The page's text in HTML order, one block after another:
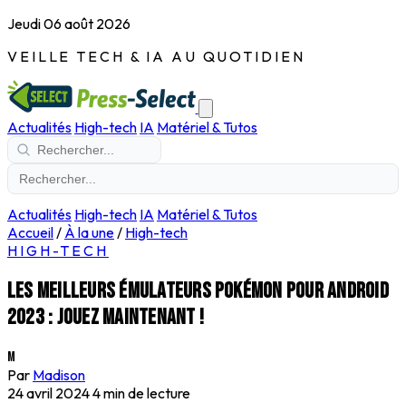
Jeudi 06 août 2026
VEILLE TECH & IA AU QUOTIDIEN
Actualités High-tech IA Matériel & Tutos
Actualités High-tech IA Matériel & Tutos
Accueil/ À la une/ High-tech
HIGH-TECH
Les meilleurs émulateurs Pokémon pour Android
2023 : Jouez maintenant !
M
Par Madison
24 avril 20244 min de lecture